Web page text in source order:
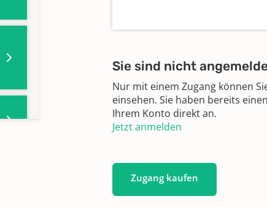
Sie sind nicht
Nur mit einem Zugang können
einsehen. Sie haben bereits
Ihrem Konto direkt an.
Jetzt anmelden
Zugang kaufen